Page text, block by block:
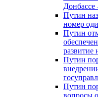
Донбассе
Путин
номер
Путин
Путин
Путин
вопросы